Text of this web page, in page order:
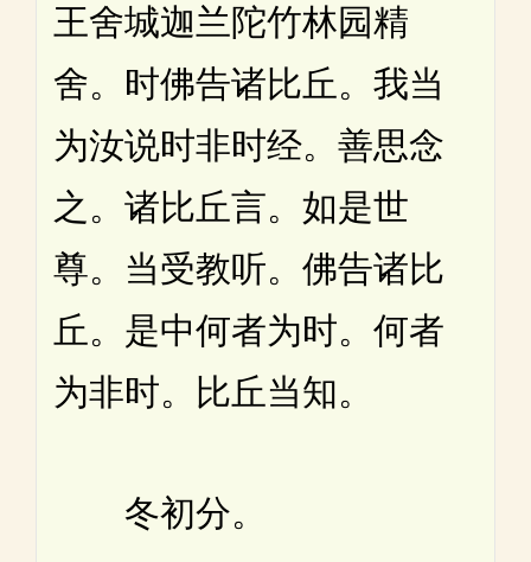
王舍城迦兰陀竹林园精
舍。时佛告诸比丘。我当
为汝说时非时经。善思念
之。诸比丘言。如是世
尊。当受教听。佛告诸比
丘。是中何者为时。何者
为非时。比丘当知。
冬初分。